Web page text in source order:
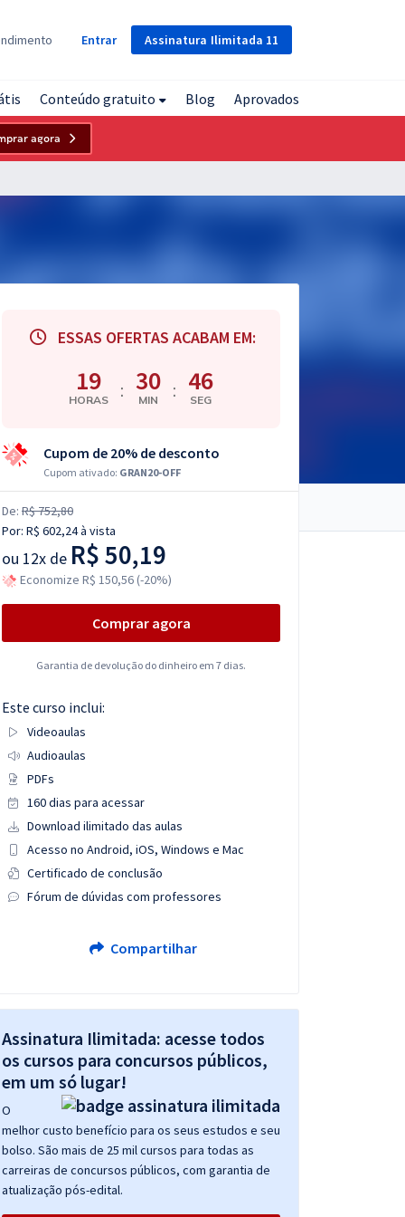
Assinatura Ilimitada 11
Entrar
Conteúdo gratuito Blog Aprovados
agora
ESSAS OFERTAS ACABAM EM:
19
HORAS : 30
MIN : 45
SEG
Cupom de 20% de desconto
Cupom ativado: GRAN20-OFF
De: R$ 752,80
Por: R$ 602,24à vista
ou 12x de R$ 50,19
Economize R$ 150,56 (-20%)
Comprar agora
Garantia de devolução do dinheiro em 7 dias.
Este curso inclui:
Videoaulas
Audioaulas
PDFs
160 dias para acessar
Download ilimitado das aulas
Acesso no Android, iOS, Windows e Mac
Certificado de conclusão
Fórum de dúvidas com professores
Compartilhar
Assinatura Ilimitada: acesse todos
os cursos para concursos públicos,
em um só lugar!
O
melhor custo benefício para os seus estudos e seu
bolso. São mais de 25 mil cursos para todas as
carreiras de concursos públicos, com garantia de
atualização pós-edital.